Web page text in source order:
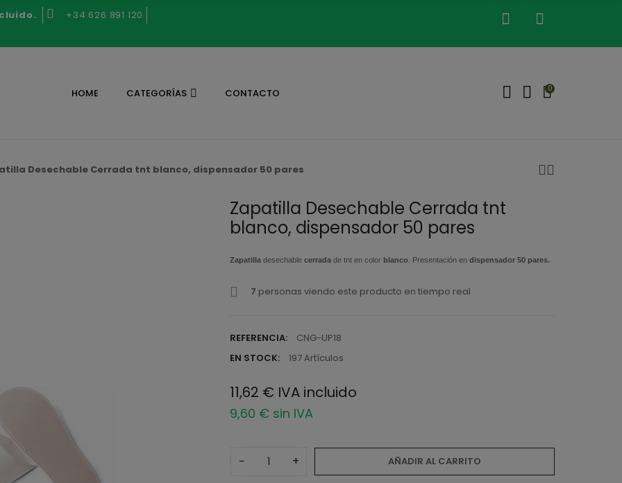
. +34 626 891 120
HOME CATEGORÍAS CONTACTO 0
Desechable Cerrada tnt blanco, dispensador 50 pares
Zapatilla Desechable Cerrada tnt
blanco, dispensador 50 pares
Zapatilla desechablecerrada de tnt en color blanco . Presentación endispensador 50 pares.
7 personas viendo este producto en tiempo real
REFERENCIA:
CNG-UP18
EN STOCK:
197 Artículos
11,62 € IVA incluido
9,60 € sin IVA
− + AÑADIR AL CARRITO